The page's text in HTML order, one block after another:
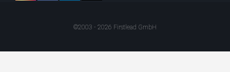
©2003 - 2026 Firstlead GmbH